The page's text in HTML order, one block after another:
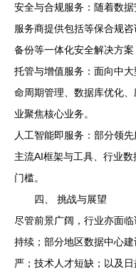
安全与合规服务：随着数
服务商提供包括等保合规
备份等一体化安全解决方案
托管与增值服务：面向中
命周期管理、数据库优化
业聚焦核心业务。
人工智能即服务：部分领
主流AI框架与工具、行业
门槛。
四、 挑战与展望
尽管前景广阔，行业亦面
持续；部分地区数据中心
严；技术人才短缺；以及日